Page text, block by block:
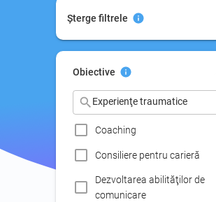
Șterge filtrele
Obiective
Relații
Dependențe
Dezvoltare personală
Coaching
Consiliere pentru carieră
Dezvoltarea abilităţilor de
comunicare